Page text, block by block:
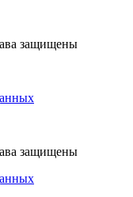
защищены
защищены